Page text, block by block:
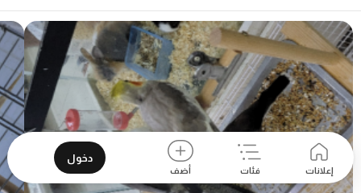
إعلانات فئات أضف
دخول